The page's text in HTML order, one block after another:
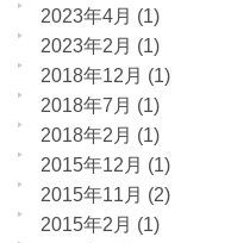
2023年4月 (1)
2023年2月 (1)
2018年12月 (1)
2018年7月 (1)
2018年2月 (1)
2015年12月 (1)
2015年11月 (2)
2015年2月 (1)